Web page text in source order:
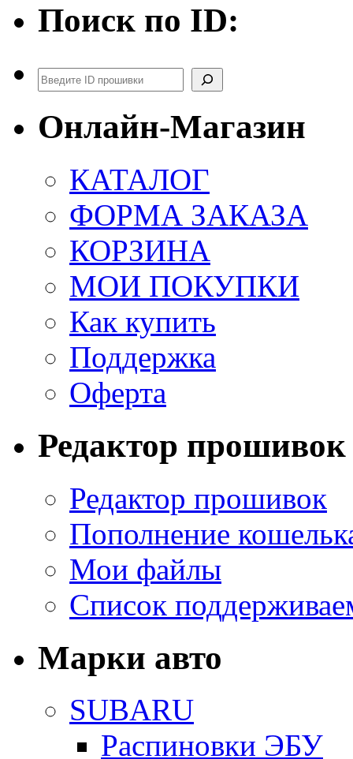
Поиск по ID:
Поиск
Онлайн-Магазин
КАТАЛОГ
ФОРМА ЗАКАЗА
КОРЗИНА
МОИ ПОКУПКИ
Как купить
Поддержка
Оферта
Редактор прошивок
Редактор прошивок
Пополнение
Мои файлы
Список
Марки авто
SUBARU
Распиновки ЭБУ